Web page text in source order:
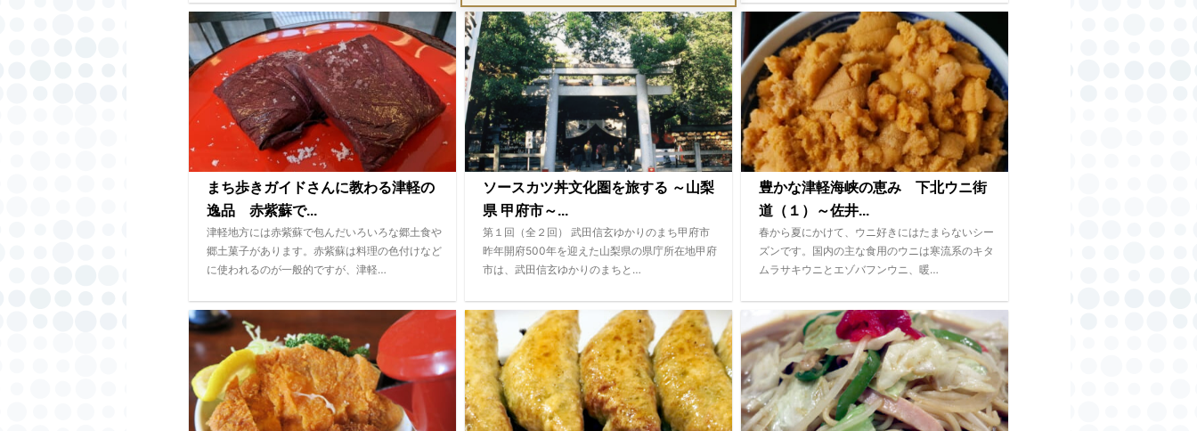
まち歩きガイドさんに教わる津軽の
逸品 赤紫蘇で...
津軽地方には赤紫蘇で包んだいろいろな郷土食や
郷土菓子があります。赤紫蘇は料理の色付けなど
に使われるのが一般的ですが、津軽…
ソースカツ丼文化圏を旅する ～山梨
県 甲府市～...
第１回（全２回） 武田信玄ゆかりのまち甲府市
昨年開府500年を迎えた山梨県の県庁所在地甲府
市は、武田信玄ゆかりのまちと…
豊かな津軽海峡の恵み 下北ウニ街
道（１）～佐井...
春から夏にかけて、ウニ好きにはたまらないシー
ズンです。国内の主な食用のウニは寒流系のキタ
ムラサキウニとエゾバフンウニ、暖…